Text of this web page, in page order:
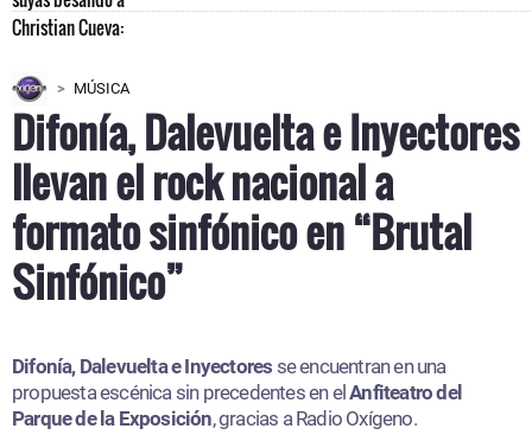
MÚSICA
Difonía, Dalevuelta e Inyectores
llevan el rock nacional a
formato sinfónico en “Brutal
Sinfónico”
Difonía, Dalevuelta e Inyectores se encuentran en una
propuesta escénica sin precedentes en elAnfiteatro del
Parque de la Exposición, gracias a Radio Oxígeno.